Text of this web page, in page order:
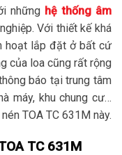
những hệ thống âm
Với thiết kế khá
hoạt lắp đặt ở bất cứ
của loa cũng rất rộng
báo tại trung tâm
máy, khu chung cư…
TOA TC 631M này.
TC 631M